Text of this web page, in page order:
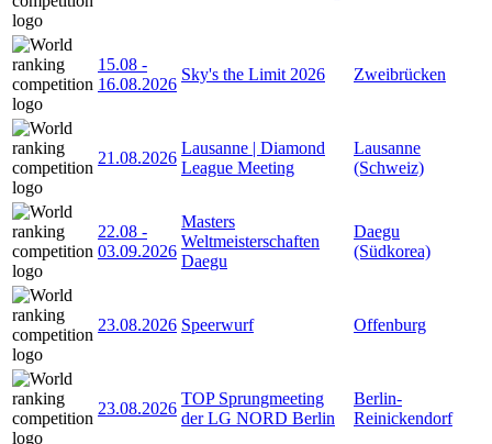
15.08 -
16.08.2026
Sky's the Limit 2026 Zweibrücken
21.08.2026
Lausanne | Diamond
League Meeting
Lausanne
(Schweiz)
22.08 -
03.09.2026
Masters
Weltmeisterschaften
Daegu
Daegu
(Südkorea)
23.08.2026 Speerwurf Offenburg
23.08.2026
TOP Sprungmeeting
der LG NORD Berlin
Berlin-
Reinickendorf